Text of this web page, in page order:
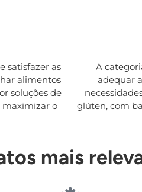
satisfazer as
alimentos
soluções de
o
A
adequar
glúten, com
mais